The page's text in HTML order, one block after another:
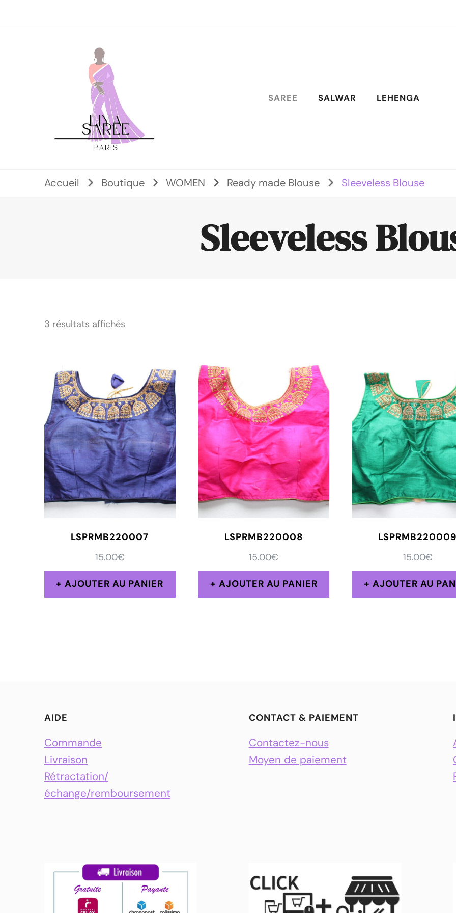
SAREE SALWAR LEHENGA
Accueil Boutique WOMEN Ready made Blouse Sleeveless Blouse
Sleeveless
3 résultats affichés
LSPRMB220007
15.00€
AJOUTER AU PANIER
LSPRMB220008
15.00€
AJOUTER AU PANIER
15.00€
AJOUTER AU
AIDE
Commande
Livraison
Rétractation/
échange/remboursement
CONTACT & PAIEMENT
Contactez-nous
Moyen de paiement